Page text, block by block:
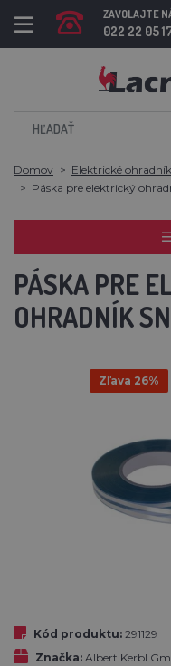
ZAVOLAJTE
022 22 05
Domov Elektrické
Páska pre elektrický
PÁSKA PRE
OHRADNÍK
Zľava 26%
Kód produktu: 291129
Značka: Albert Kerbl